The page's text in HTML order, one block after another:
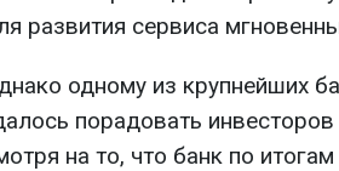
развития сервиса
одному из крупнейших
порадовать
на то, что банк по